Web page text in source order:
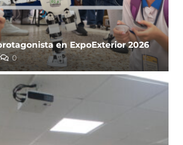
en ExpoExterior 2026
0